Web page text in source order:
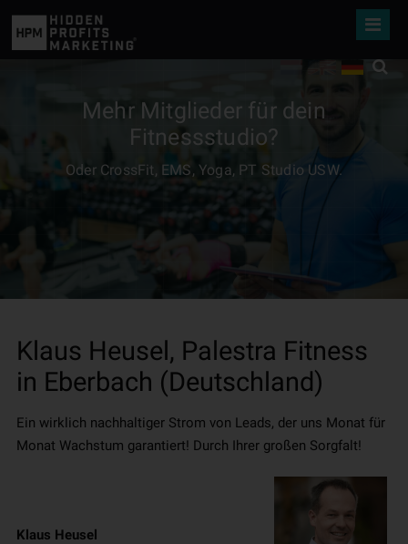
Mehr Mitglieder für dein
Fitnessstudio?
Oder CrossFit, EMS, Yoga, PT Studio USW.
Klaus Heusel, Palestra Fitness
in Eberbach (Deutschland)
Ein wirklich nachhaltiger Strom von Leads, der uns Monat für
Monat Wachstum garantiert! Durch Ihrer großen Sorgfalt!
Klaus Heusel